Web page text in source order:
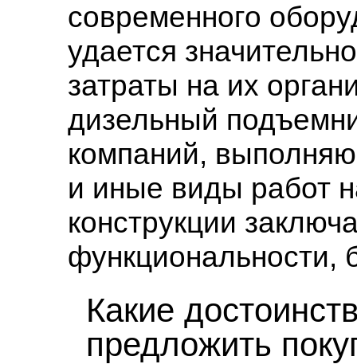
современного
удается
затраты на их
дизельный
компаний,
и иные виды работ
конструкции
функциональности,
Какие
предложить